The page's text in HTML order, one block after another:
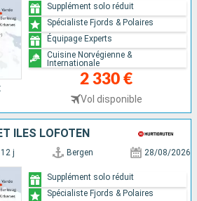
2 330 €
Vol disponible
Supplément solo réduit
Spécialiste Fjords & Polaires
Équipage Experts
Cuisine Norvégienne &
Internationale
ÎLES LOFOTEN
12 j Bergen 28/08/2026
Supplément solo réduit
Spécialiste Fjords & Polaires